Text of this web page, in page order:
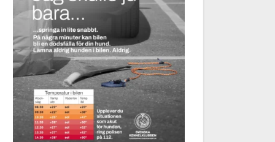
och Adam, koppar i blåvitt.